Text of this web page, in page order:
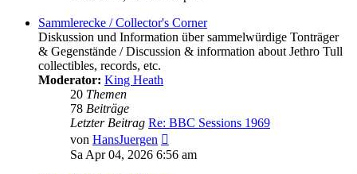
Sammlerecke / Collector's Corner
Diskussion und Information über sammelwürdige Tonträger
& Gegenstände / Discussion & information about Jethro Tull
collectibles, records, etc.
Moderator: King Heath
20 Themen
78 Beiträge
Letzter Beitrag Re: BBC Sessions 1969
von HansJuergen
Beitrag
Sa Apr 04, 2026 6:56 am